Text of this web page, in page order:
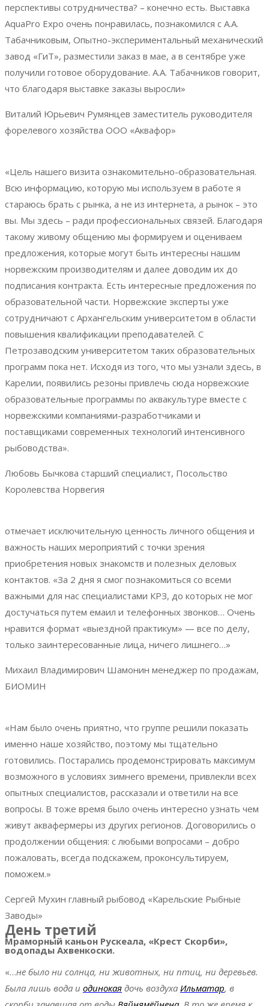
перспективы сотрудничества? – конечно есть. Выставка
AquaPro Expo очень понравилась, познакомился с А.А.
Табачниковым, Опытно-экспериментальный механический
завод «ГиТ», разместили заказ в мае, а в сентябре уже
получили готовое оборудование. А.А. Табачников говорит,
что благодаря выставке заказы выросли»
Виталий Юрьевич Румянцев заместитель руководителя
форелевого хозяйства ООО «Аквафор»
«Цель нашего визита ознакомительно-образовательная.
Всю информацию, которую мы используем в работе я
стараюсь брать с рынка, а не из интернета, а рынок – это
вы. Мы здесь – ради профессиональных связей. Благодаря
такому живому общению мы формируем и оцениваем
предложения, которые могут быть интересны нашим
норвежским производителям и далее доводим их до
подписания контракта. Есть интересные предложения по
образовательной части. Норвежские эксперты уже
сотрудничают с Архангельским университетом в области
повышения квалификации преподавателей. С
Петрозаводским университетом таких образовательных
программ пока нет. Исходя из того, что мы узнали здесь, в
Карелии, появились резоны привлечь сюда норвежские
образовательные программы по аквакультуре вместе с
норвежскими компаниями-разработчиками и
поставщиками современных технологий интенсивного
рыбоводства».
Любовь Бычкова старший специалист, Посольство
Королевства Норвегия
отмечает исключительную ценность личного общения и
важность наших мероприятий с точки зрения
приобретения новых знакомств и полезных деловых
контактов. «За 2 дня я смог познакомиться со всеми
важными для нас специалистами КРЗ, до которых не мог
достучаться путем емаил и телефонных звонков… Очень
нравится формат «выездной практикум» — все по делу,
только заинтересованные лица, ничего лишнего…»
Михаил Владимирович Шамонин менеджер по продажам,
БИОМИН
«Нам было очень приятно, что группе решили показать
именно наше хозяйство, поэтому мы тщательно
готовились. Постарались продемонстрировать максимум
возможного в условиях зимнего времени, привлекли всех
опытных специалистов, рассказали и ответили на все
вопросы. В тоже время было очень интересно узнать чем
живут аквафермеры из других регионов. Договорились о
продолжении общения: с любыми вопросами – добро
пожаловать, всегда подскажем, проконсультируем,
поможем.»
Сергей Мухин главный рыбовод «Карельские Рыбные
Заводы»
День третий
Мраморный каньон Рускеала, «Крест Скорби»,
водопады Ахвенкоски.
«…не было ни солнца, ни животных, ни птиц, ни деревьев.
Была лишь вода и одинокая дочь воздуха Ильматар, в